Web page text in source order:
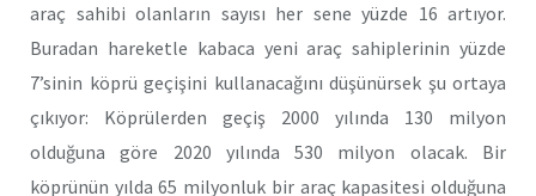
araç sahibi olanların sayısı her sene yüzde 16 artıyor.
Buradan hareketle kabaca yeni araç sahiplerinin yüzde
7’sinin köprü geçişini kullanacağını düşünürsek şu ortaya
çıkıyor: Köprülerden geçiş 2000 yılında 130 milyon
olduğuna göre 2020 yılında 530 milyon olacak. Bir
köprünün yılda 65 milyonluk bir araç kapasitesi olduğuna